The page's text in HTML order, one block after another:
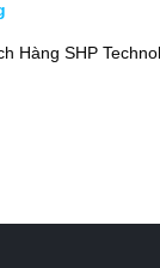
Hàng SHP